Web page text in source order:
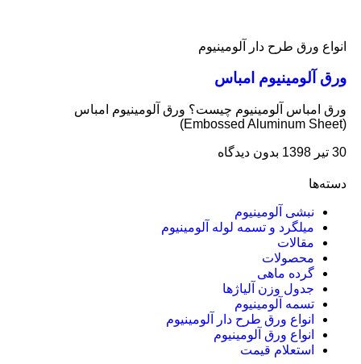
انواع ورق طرح دار آلومینیوم
ورق آلومینیوم امباس
ورق امباس آلومینیوم چیست؟ ورق آلومینیوم امباس
(Embossed Aluminum Sheet)
30 تیر 1398 بدون دیدگاه
دسته‌ها
نبشی آلومینیوم
میلگرد و تسمه لوله آلومینیوم
مقالات
محصولات
گرده ماهی
جدول وزن آلیاژها
تسمه آلومینیوم
انواع ورق طرح دار آلومینیوم
انواع ورق آلومینیوم
استعلام قیمت